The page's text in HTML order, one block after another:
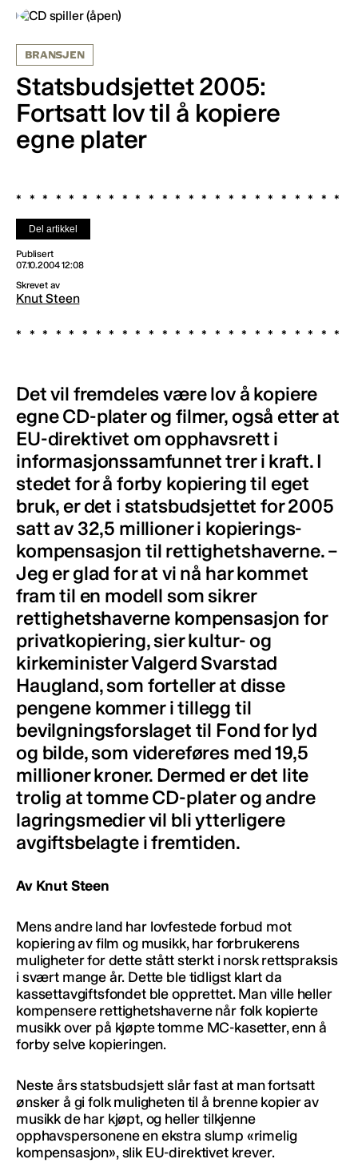
BRANSJEN
Statsbudsjettet 2005:
Fortsatt lov til å kopiere
egne plater
Del artikkel
Publisert
07.10.2004 12:08
Skrevet av
Knut Steen
Det vil fremdeles være lov å kopiere
egne CD-plater og filmer, også etter at
EU-direktivet om opphavsrett i
informasjonssamfunnet trer i kraft. I
stedet for å forby kopiering til eget
bruk, er det i statsbudsjettet for 2005
satt av 32,5 millioner i kopierings-
kompensasjon til rettighetshaverne. –
Jeg er glad for at vi nå har kommet
fram til en modell som sikrer
rettighetshaverne kompensasjon for
privatkopiering, sier kultur- og
kirkeminister Valgerd Svarstad
Haugland, som forteller at disse
pengene kommer i tillegg til
bevilgningsforslaget til Fond for lyd
og bilde, som videreføres med 19,5
millioner kroner. Dermed er det lite
trolig at tomme CD-plater og andre
lagringsmedier vil bli ytterligere
avgiftsbelagte i fremtiden.
Av Knut Steen
Mens andre land har lovfestede forbud mot
kopiering av film og musikk, har forbrukerens
muligheter for dette stått sterkt i norsk rettspraksis
i svært mange år. Dette ble tidligst klart da
kassettavgiftsfondet ble opprettet. Man ville heller
kompensere rettighetshaverne når folk kopierte
musikk over på kjøpte tomme MC-kasetter, enn å
forby selve kopieringen.
Neste års statsbudsjett slår fast at man fortsatt
ønsker å gi folk muligheten til å brenne kopier av
musikk de har kjøpt, og heller tilkjenne
opphavspersonene en ekstra slump «rimelig
kompensasjon», slik EU-direktivet krever.